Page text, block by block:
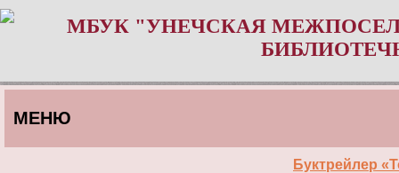
МБУК "УНЕЧСКАЯ
МЕНЮ
Буктрейлер